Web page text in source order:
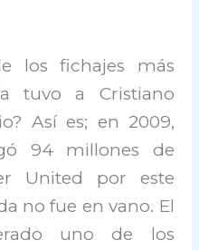
los fichajes más
tuvo a Cristiano
Así es; en 2009,
94 millones de
United por este
no fue en vano. El
uno de los